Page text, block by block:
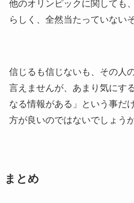
他のオリンピックに関しても
らしく、全然当たっていない
信じるも信じないも、その人
言えませんが、あまり気にす
なる情報がある」という事だ
方が良いのではないでしょう
まとめ